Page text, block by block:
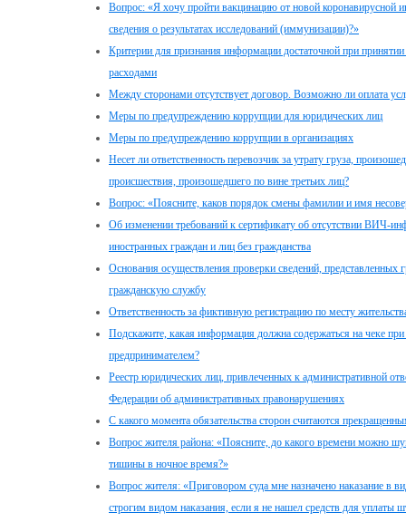
Вопрос: «Я хочу пройти вакцинацию от новой коронавирусной
сведения о результатах исследований (иммунизации)?»
Критерии для признания информации достаточной при
расходами
Между сторонами отсутствует договор. Возможно ли оплата
Меры по предупреждению коррупции для юридических лиц
Меры по предупреждению коррупции в организациях
Несет ли ответственность перевозчик за утрату груза,
происшествия, произошедшего по вине третьих лиц?
Вопрос: «Поясните, каков порядок смены фамилии и имя
Об изменении требований к сертификату об отсутствии ВИЧ-
иностранных граждан и лиц без гражданства
Основания осуществления проверки сведений, представленных
гражданскую службу
Ответственность за фиктивную регистрацию по месту
Подскажите, какая информация должна содержаться на чеке
предпринимателем?
Реестр юридических лиц, привлеченных к административной
Федерации об административных правонарушениях
С какого момента обязательства сторон считаются
Вопрос жителя района: «Поясните, до какого времени можно
тишины в ночное время?»
Вопрос жителя: «Приговором суда мне назначено наказание в
строгим видом наказания, если я не нашел средств для уплаты